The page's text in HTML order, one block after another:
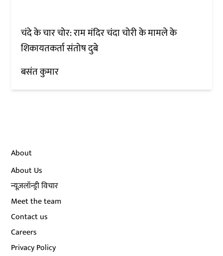
चंदे के चार चोर: राम मंदिर चंदा चोरी के मामले के
शिकायतकर्ता संतोष दुबे
बसंत कुमार
About
About Us
न्यूज़लॉन्ड्री विचार
Meet the team
Contact us
Careers
Privacy Policy